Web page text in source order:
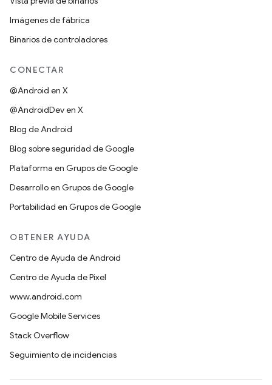
Imágenes de fábrica
Binarios de controladores
CONECTAR
@Android en X
@AndroidDev en X
Blog de Android
Blog sobre seguridad de Google
Plataforma en Grupos de Google
Desarrollo en Grupos de Google
Portabilidad en Grupos de Google
OBTENER AYUDA
Centro de Ayuda de Android
Centro de Ayuda de Pixel
www.android.com
Google Mobile Services
Stack Overflow
Seguimiento de incidencias